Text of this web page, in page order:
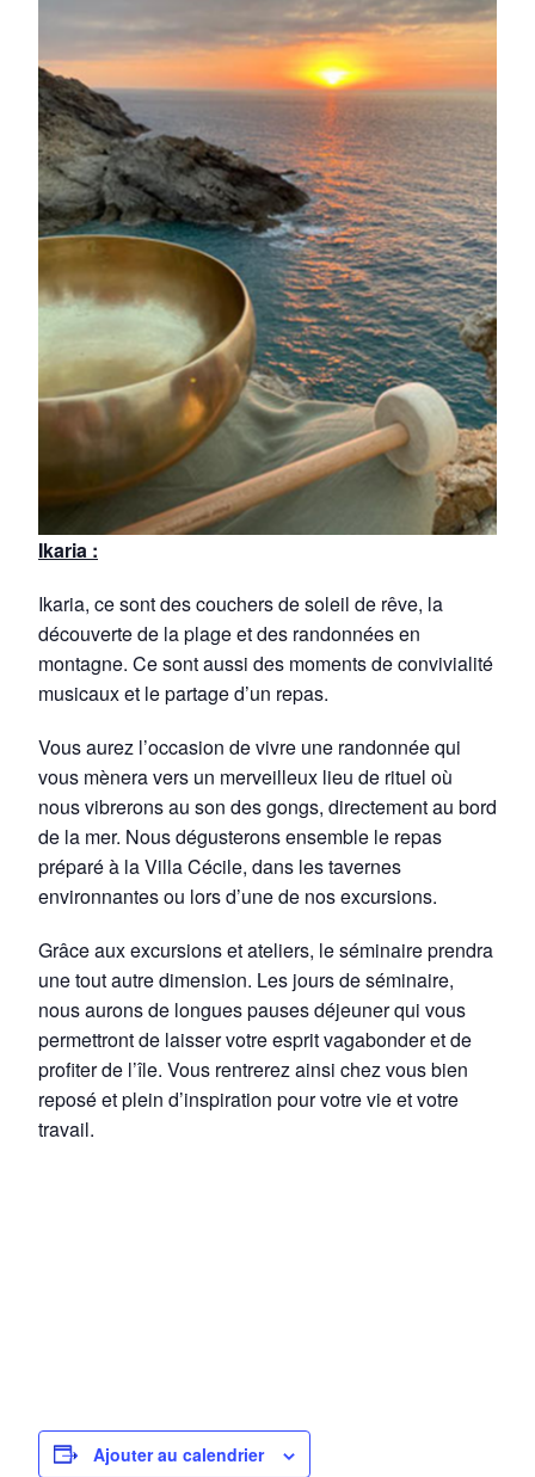
Ikaria :
Ikaria, ce sont des couchers de soleil de rêve, la
découverte de la plage et des randonnées en
montagne. Ce sont aussi des moments de convivialité
musicaux et le partage d’un repas.
Vous aurez l’occasion de vivre une randonnée qui
vous mènera vers un merveilleux lieu de rituel où
nous vibrerons au son des gongs, directement au bord
de la mer. Nous dégusterons ensemble le repas
préparé à la Villa Cécile, dans les tavernes
environnantes ou lors d’une de nos excursions.
Grâce aux excursions et ateliers, le séminaire prendra
une tout autre dimension. Les jours de séminaire,
nous aurons de longues pauses déjeuner qui vous
permettront de laisser votre esprit vagabonder et de
profiter de l’île. Vous rentrerez ainsi chez vous bien
reposé et plein d’inspiration pour votre vie et votre
travail.
Ajouter au calendrier